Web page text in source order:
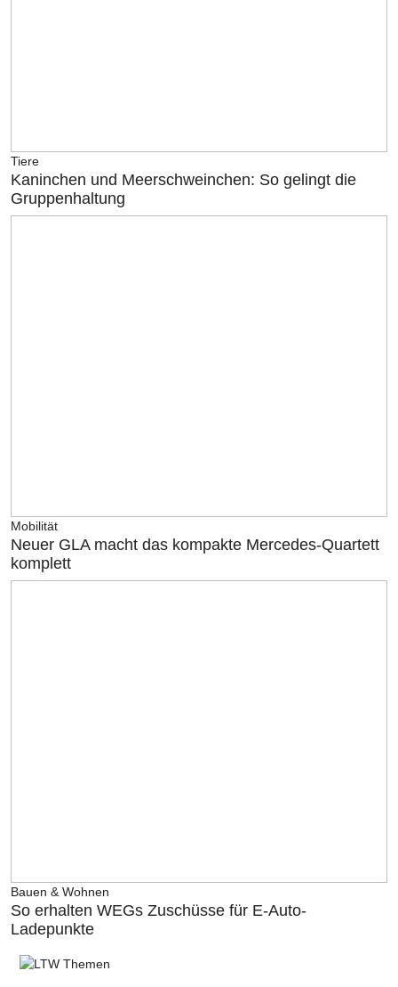
Tiere
Kaninchen und Meerschweinchen: So gelingt die
Gruppenhaltung
Mobilität
Neuer GLA macht das kompakte Mercedes-Quartett
komplett
Bauen & Wohnen
So erhalten WEGs Zuschüsse für E-Auto-
Ladepunkte